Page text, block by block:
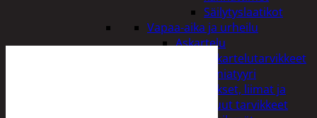
Säilytyslaatikot
Vapaa-aika ja urheilu
Askartelu
Askartelutarvikkeet
Miniatyyri
Sakset, liimat ja
muut tarvikkeet